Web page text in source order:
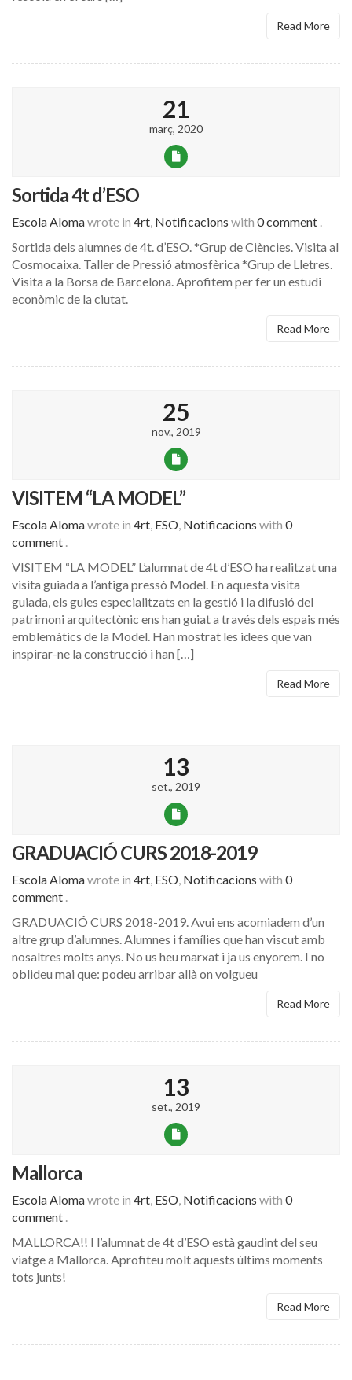
Read More
21
març, 2020
Sortida 4t d’ESO
Escola Alomawrote in 4rt, Notificacions with 0 comment .
Sortida dels alumnes de 4t. d’ESO. *Grup de Ciències. Visita al
Cosmocaixa. Taller de Pressió atmosfèrica *Grup de Lletres.
Visita a la Borsa de Barcelona. Aprofitem per fer un estudi
econòmic de la ciutat.
Read More
25
nov., 2019
VISITEM “LA MODEL”
Escola Alomawrote in 4rt, ESO, Notificacions with 0
comment .
VISITEM “LA MODEL” L’alumnat de 4t d’ESO ha realitzat una
visita guiada a l’antiga pressó Model. En aquesta visita
guiada, els guies especialitzats en la gestió i la difusió del
patrimoni arquitectònic ens han guiat a través dels espais més
emblemàtics de la Model. Han mostrat les idees que van
inspirar-ne la construcció i han […]
Read More
13
set., 2019
GRADUACIÓ CURS 2018-2019
Escola Alomawrote in 4rt, ESO, Notificacions with 0
comment .
GRADUACIÓ CURS 2018-2019. Avui ens acomiadem d’un
altre grup d’alumnes. Alumnes i famílies que han viscut amb
nosaltres molts anys. No us heu marxat i ja us enyorem. I no
oblideu mai que: podeu arribar allà on volgueu
Read More
13
set., 2019
Mallorca
Escola Alomawrote in 4rt, ESO, Notificacions with 0
comment .
MALLORCA!! I l’alumnat de 4t d’ESO està gaudint del seu
viatge a Mallorca. Aprofiteu molt aquests últims moments
tots junts!
Read More